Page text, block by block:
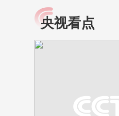
小央视频
央视网原创视频子品牌，
央视看点